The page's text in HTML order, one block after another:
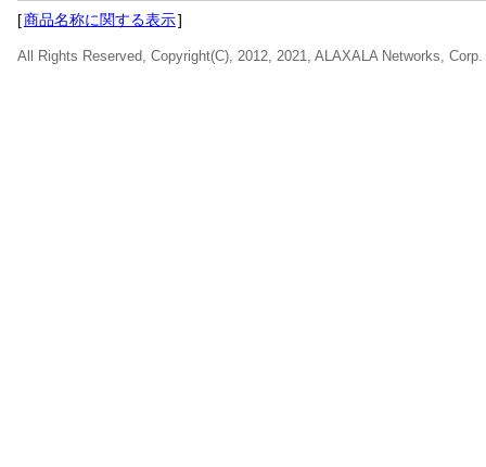
[商品名称に関する表示]
All Rights Reserved, Copyright(C), 2012, 2021, ALAXALA Networks, Corp.